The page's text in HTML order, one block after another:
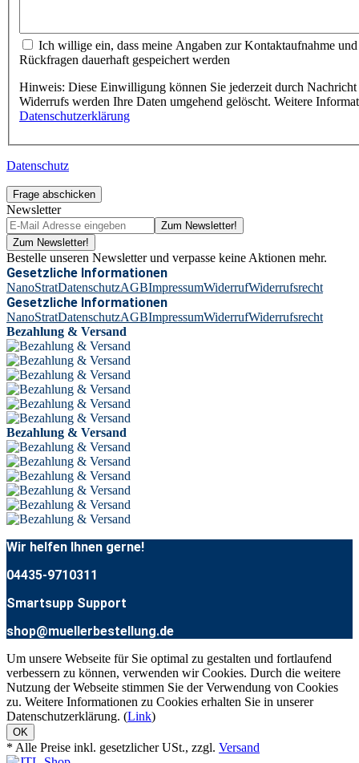
Ich willige ein, dass meine Angaben zur Kontaktaufnahme
Rückfragen dauerhaft gespeichert werden
Hinweis: Diese Einwilligung können Sie jederzeit durch
Widerrufs werden Ihre Daten umgehend gelöscht. Weitere
Datenschutzerklärung
Datenschutz
Frage abschicken
Newsletter
Zum Newsletter!
Zum Newsletter!
Bestelle unseren Newsletter und verpasse keine Aktionen mehr.
Gesetzliche Informationen
NanoStratDatenschutzAGBImpressumWiderrufWiderrufsrecht
Gesetzliche Informationen
NanoStratDatenschutzAGBImpressumWiderrufWiderrufsrecht
Bezahlung & Versand
Bezahlung & Versand
Wir helfen Ihnen gerne!
04435-9710311
Smartsupp Support
shop@muellerbestellung.de
Um unsere Webseite für Sie optimal zu gestalten und fortlaufend
verbessern zu können, verwenden wir Cookies. Durch die weitere
Nutzung der Webseite stimmen Sie der Verwendung von Cookies
zu. Weitere Informationen zu Cookies erhalten Sie in unserer
Datenschutzerklärung. (Link)
OK
* Alle Preise inkl. gesetzlicher USt., zzgl. Versand